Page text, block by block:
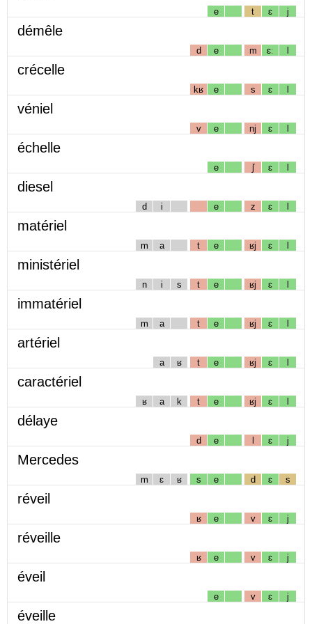
e t ɛ j
démêle
d e m ɛː l
crécelle
kʁ e s ɛ l
véniel
v e nj ɛ l
échelle
e ʃ ɛ l
diesel
d i e z ɛ l
matériel
m a t e ʁj ɛ l
ministériel
n i s t e ʁj ɛ l
immatériel
m a t e ʁj ɛ l
artériel
a ʁ t e ʁj ɛ l
caractériel
ʁ a k t e ʁj ɛ l
délaye
d e l ɛ j
Mercedes
m ɛ ʁ s e d ɛ s
réveil
ʁ e v ɛ j
réveille
ʁ e v ɛ j
éveil
e v ɛ j
éveille